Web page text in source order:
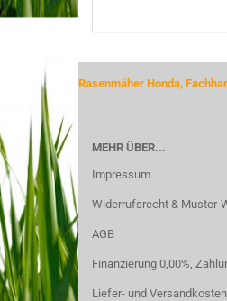
Rasenmäher Honda,
MEHR ÜBER...
Impressum
Widerrufsrecht & Muster-
AGB
Finanzierung 0,00%,
Liefer- und